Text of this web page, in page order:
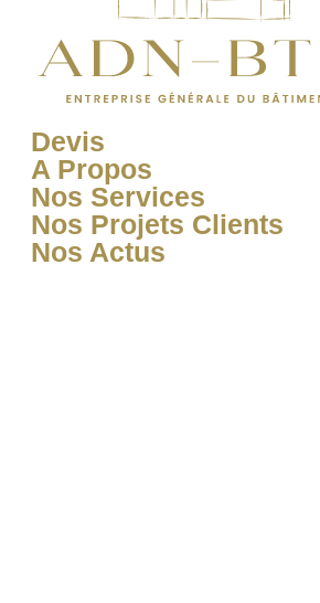
Devis
A Propos
Nos Services
Nos Projets Clients
Nos Actus